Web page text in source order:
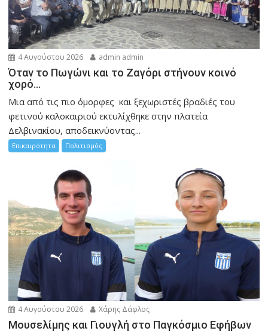
4 Αυγούστου 2026 admin admin
Όταν το Πωγώνι και το Ζαγόρι στήνουν κοινό
χορό…
Μια από τις πιο όμορφες και ξεχωριστές βραδιές του
φετινού καλοκαιριού εκτυλίχθηκε στην πλατεία
Δελβινακίου, αποδεικνύοντας...
Επικαιρότητα Πολιτισμός
4 Αυγούστου 2026 Χάρης Δάφλος
Μουσελίμης και Γιουγλή στο Παγκόσμιο Εφήβων